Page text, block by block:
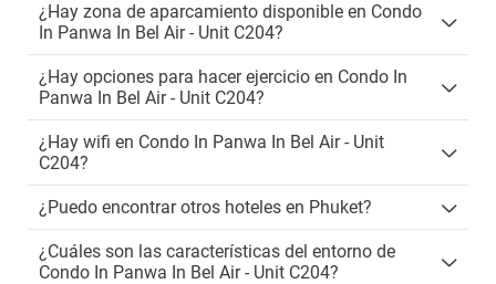
¿Hay zona de aparcamiento disponible en Condo
In Panwa In Bel Air - Unit C204?
¿Hay opciones para hacer ejercicio en Condo In
Panwa In Bel Air - Unit C204?
¿Hay wifi en Condo In Panwa In Bel Air - Unit
C204?
¿Puedo encontrar otros hoteles en Phuket?
¿Cuáles son las características del entorno de
Condo In Panwa In Bel Air - Unit C204?